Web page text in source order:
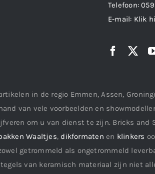
Telefoon:
E-mail: Klik
in de regio Emmen, Assen,
van vele voorbeelden en
om u van dienst te zijn. Bricks and
Waaltjes, dikformaten en klinkers
getrommeld als ongetrommeld
van keramisch materiaal zijn niet